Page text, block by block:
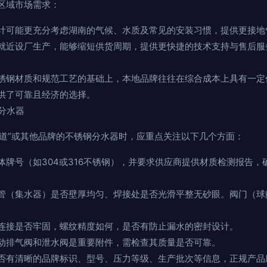
域市场需求：
可能更充分考虑湖南的气候、水质及常见的安装习惯，提供更接
近设厂生产，能够缩短供货周期，提供更快捷的技术支持与售后
钢材质和规范工艺的基础上，本地品牌往往在综合成本上具有一
可靠且经济的选择。
水器
”或其他品牌的不锈钢分水器时，应重点关注以下几个方面：
牌号（如304或316不锈钢），并要求供应商提供材质检测报告，
（集水器）是否壁厚均匀、焊接处是否光滑平整无砂眼。阀门（
接是否牢固，螺纹精度如何，是否有防止漏水的密封设计。
排气阀和泄水阀是重要附件，需检查其质量是否可靠。
有清晰的品牌标识、型号、压力等级、生产批次等信息，正规产